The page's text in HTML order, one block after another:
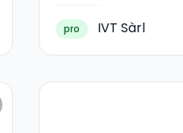
pro IVT Sàrl